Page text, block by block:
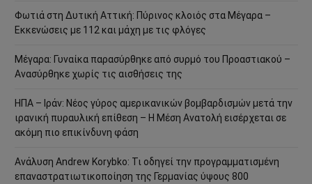
Φωτιά στη Δυτική Αττική: Πύρινος κλοιός στα Μέγαρα –
Εκκενώσεις με 112 και μάχη με τις φλόγες
Μέγαρα: Γυναίκα παρασύρθηκε από συρμό του Προαστιακού –
Ανασύρθηκε χωρίς τις αισθήσεις της
ΗΠΑ – Ιράν: Νέος γύρος αμερικανικών βομβαρδισμών μετά την
ιρανική πυραυλική επίθεση – Η Μέση Ανατολή εισέρχεται σε
ακόμη πιο επικίνδυνη φάση
Ανάλυση Andrew Korybko: Τι οδηγεί την προγραμματισμένη
επαναστρατιωτικοποίηση της Γερμανίας ύψους 800